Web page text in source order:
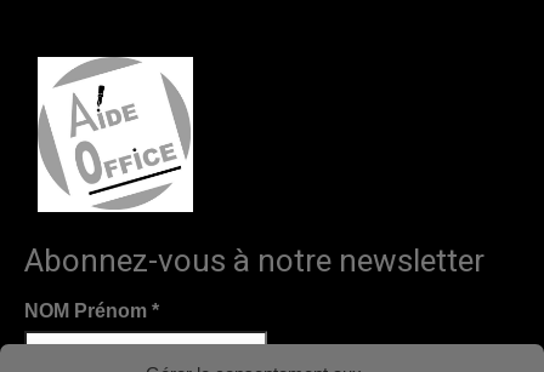
Abonnez-vous à notre newsletter
NOM Prénom *